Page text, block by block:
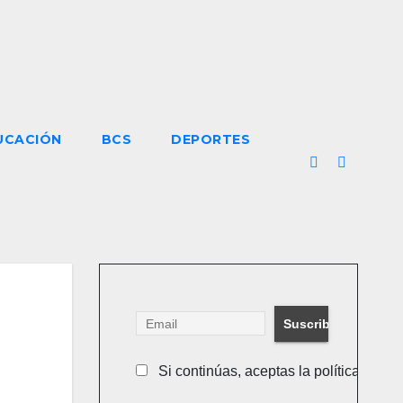
BCS DEPORTES
Si continúas, aceptas la política de